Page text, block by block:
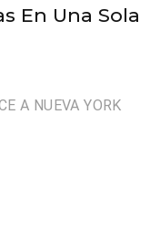
En Una Sola
A NUEVA YORK